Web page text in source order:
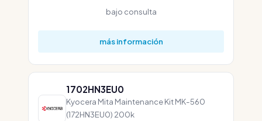
bajo consulta
más información
1702HN3EU0
Kyocera Mita Maintenance Kit MK-560
(172HN3EU0) 200k